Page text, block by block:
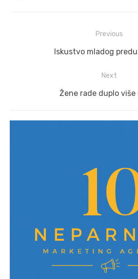
navigation
Previous
Previous
Iskustvo mladog
Next
Next
Žene rade duplo više